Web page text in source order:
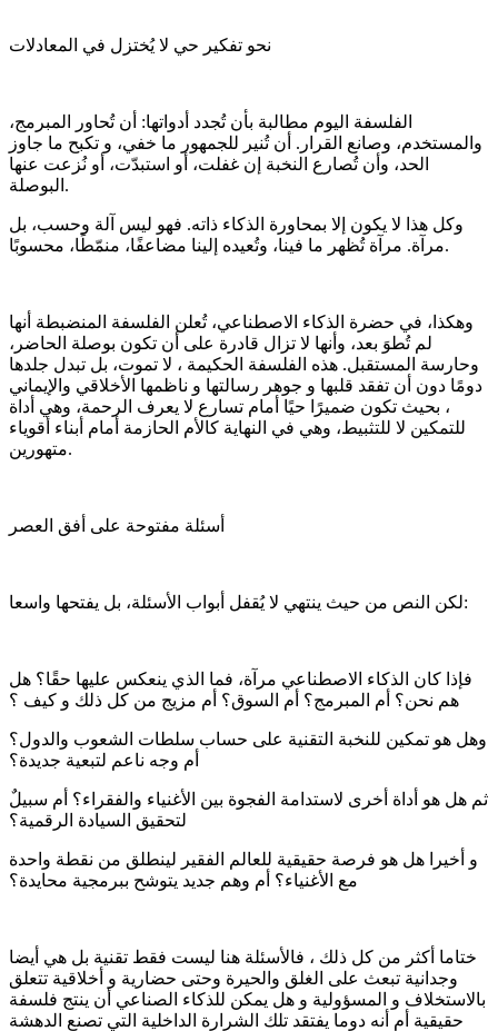
نحو تفكير حي لا يُختزل في المعادلات
الفلسفة اليوم مطالبة بأن تُجدد أدواتها: أن تُحاور المبرمج،
والمستخدم، وصانع القرار. أن تُنير للجمهور ما خفي، و تكبح ما جاوز
الحد، وأن تُصارع النخبة إن غفلت، أو استبدّت، أو نُزعت عنها
البوصلة.
وكل هذا لا يكون إلا بمحاورة الذكاء ذاته. فهو ليس آلة وحسب، بل
مرآة. مرآة تُظهر ما فينا، وتُعيده إلينا مضاعفًا، منمّطًا، محسوبًا.
وهكذا، في حضرة الذكاء الاصطناعي، تُعلن الفلسفة المنضبطة أنها
لم تُطوَ بعد، وأنها لا تزال قادرة على أن تكون بوصلة الحاضر،
وحارسة المستقبل. هذه الفلسفة الحكيمة ، لا تموت، بل تبدل جلدها
دومًا دون أن تفقد قلبها و جوهر رسالتها و ناظمها الأخلاقي والإيماني
، بحيث تكون ضميرًا حيًا أمام تسارع لا يعرف الرحمة، وهي أداة
للتمكين لا للتثبيط، وهي في النهاية كالأم الحازمة أمام أبناء أقوياء
متهورين.
أسئلة مفتوحة على أفق العصر
لكن النص من حيث ينتهي لا يُقفل أبواب الأسئلة، بل يفتحها واسعا:
فإذا كان الذكاء الاصطناعي مرآة، فما الذي ينعكس عليها حقًا؟ هل
هم نحن؟ أم المبرمج؟ أم السوق؟ أم مزيج من كل ذلك و كيف ؟
وهل هو تمكين للنخبة التقنية على حساب سلطات الشعوب والدول؟
أم وجه ناعم لتبعية جديدة؟
ثم هل هو أداة أخرى لاستدامة الفجوة بين الأغنياء والفقراء؟ أم سبيلٌ
لتحقيق السيادة الرقمية؟
و أخيرا هل هو فرصة حقيقية للعالم الفقير لينطلق من نقطة واحدة
مع الأغنياء؟ أم وهم جديد يتوشح ببرمجية محايدة؟
ختاما أكثر من كل ذلك ، فالأسئلة هنا ليست فقط تقنية بل هي أيضا
وجدانية تبعث على الغلق والحيرة وحتى حضارية و أخلاقية تتعلق
بالاستخلاف و المسؤولية و هل يمكن للذكاء الصناعي أن ينتج فلسفة
حقيقية أم أنه دوما يفتقد تلك الشرارة الداخلية التي تصنع الدهشة